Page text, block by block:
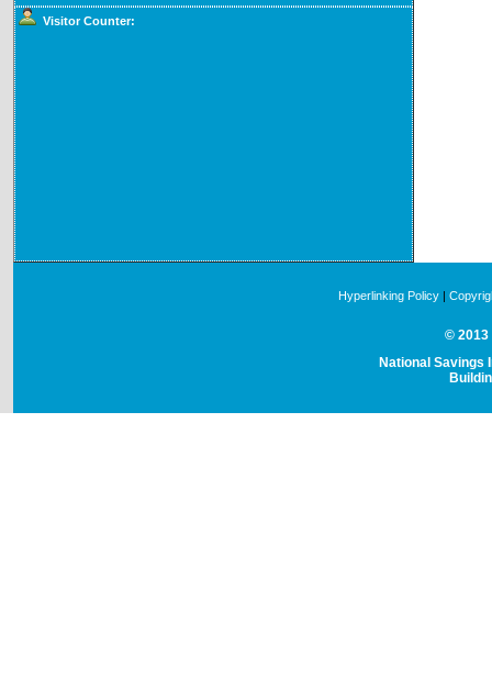
Visitor Counter:
Hyperlinking Policy |
© 2013
National Savings